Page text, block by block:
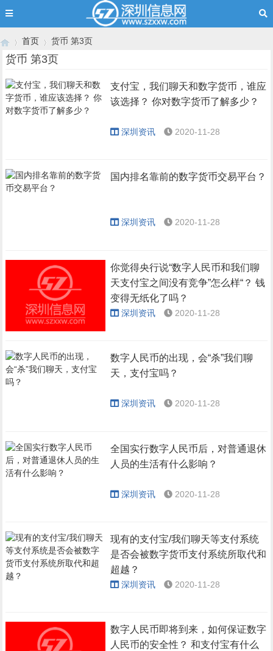
›
首页
›
货币 第3页
货币 第3页
支付宝，我们聊天和数字货币，谁应
该选择？ 你对数字货币了解多少？
深圳资讯 2020-11-28
国内排名靠前的数字货币交易平台？
深圳资讯 2020-11-28
你觉得央行说“数字人民币和我们聊
天支付宝之间没有竞争”怎么样“？ 钱
变得无纸化了吗？
深圳资讯 2020-11-28
数字人民币的出现，会“杀”我们聊
天，支付宝吗？
深圳资讯 2020-11-28
全国实行数字人民币后，对普通退休
人员的生活有什么影响？
深圳资讯 2020-11-28
现有的支付宝/我们聊天等支付系统
是否会被数字货币支付系统所取代和
超越？
深圳资讯 2020-11-28
数字人民币即将到来，如何保证数字
人民币的安全性？ 和支付宝有什么